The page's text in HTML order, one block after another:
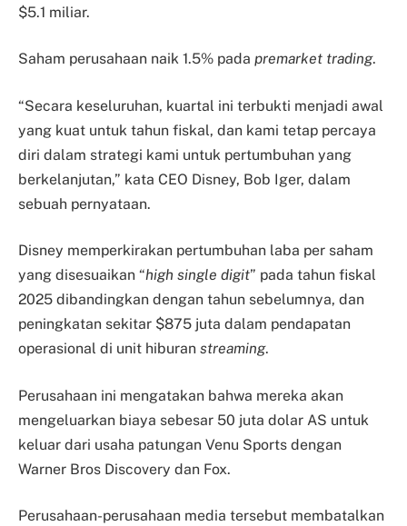
$5.1 miliar.
Saham perusahaan naik 1.5% pada premarket trading.
“Secara keseluruhan, kuartal ini terbukti menjadi awal
yang kuat untuk tahun fiskal, dan kami tetap percaya
diri dalam strategi kami untuk pertumbuhan yang
berkelanjutan,” kata CEO Disney, Bob Iger, dalam
sebuah pernyataan.
Disney memperkirakan pertumbuhan laba per saham
yang disesuaikan “high single digit” pada tahun fiskal
2025 dibandingkan dengan tahun sebelumnya, dan
peningkatan sekitar $875 juta dalam pendapatan
operasional di unit hiburan streaming.
Perusahaan ini mengatakan bahwa mereka akan
mengeluarkan biaya sebesar 50 juta dolar AS untuk
keluar dari usaha patungan Venu Sports dengan
Warner Bros Discovery dan Fox.
Perusahaan-perusahaan media tersebut membatalkan